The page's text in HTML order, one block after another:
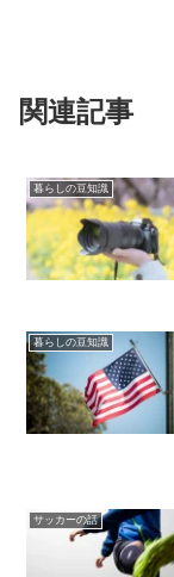
関連記事
暮らしの豆知識
暮らしの豆知識
サッカーの話